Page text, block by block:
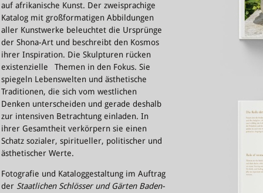
auf afrikanische Kunst. Der zweisprachige
Katalog mit großformatigen Abbildungen
aller Kunstwerke beleuchtet die Ursprünge
der Shona-Art und beschreibt den Kosmos
ihrer Inspiration. Die Skulpturen rücken
existenzielle Themen in den Fokus. Sie
spiegeln Lebenswelten und ästhetische
Traditionen, die sich vom westlichen
Denken unterscheiden und gerade deshalb
zur intensiven Betrachtung einladen. In
ihrer Gesamtheit verkörpern sie einen
Schatz sozialer, spiritueller, politischer und
ästhetischer Werte.
Fotografie und Kataloggestaltung im Auftrag
der Staatlichen Schlösser und Gärten Baden-